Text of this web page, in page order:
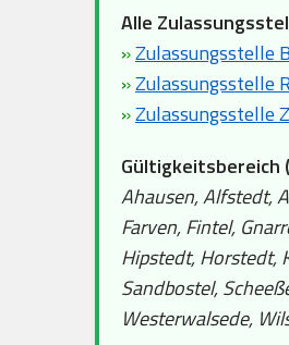
Alle
»Zulassungsstelle
»Zulassungsstelle
»Zulassungsstelle
Gültigkeitsbereich
Ahausen, Alfstedt,
Farven, Fintel,
Hipstedt, Horstedt,
Sandbostel,
Westerwalsede,